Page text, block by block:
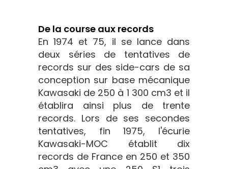
De la course aux records
En 1974 et 75, il se lance dans
deux séries de tentatives de
records sur des side-cars de sa
conception sur base mécanique
Kawasaki de 250 à 1 300 cm3 et il
établira ainsi plus de trente
records. Lors de ses secondes
tentatives, fin 1975, l'écurie
Kawasaki-MOC établit dix
records de France en 250 et 350